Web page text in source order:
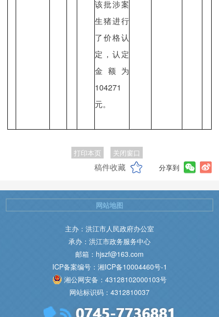
该批涉案
生猪进行
了价格认
定，认定
金额为
104271
元。
打印本页 关闭窗口
稿件收藏 分享到
主办：洪江市人民政府办公室
承办：洪江市政务服务中心
邮箱：hjszf@163.com
ICP备案编号：湘ICP备10004460号-1
湘公网安备：43128102000103号
网站标识码：4312810037
网站地图